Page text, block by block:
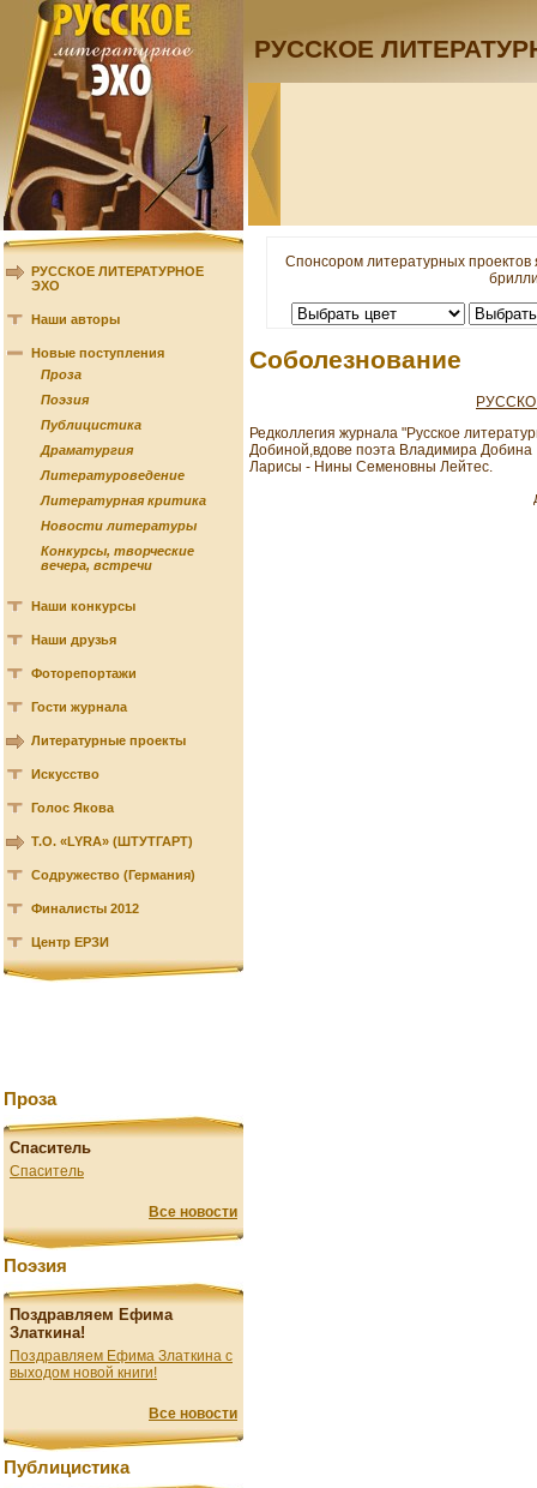
РУССКОЕ
РУССКОЕ ЛИТЕРАТУРНОЕ
ЭХО
Наши авторы
Новые поступления
Проза
Поэзия
Публицистика
Драматургия
Литературоведение
Литературная критика
Новости литературы
Конкурсы, творческие
вечера, встречи
Наши конкурсы
Наши друзья
Фоторепортажи
Гости журнала
Литературные проекты
Искусство
Голос Якова
Т.О. «LYRA» (ШТУТГАРТ)
Содружество (Германия)
Финалисты 2012
Центр ЕРЗИ
Проза
Спаситель
Спаситель
Все новости
Поэзия
Поздравляем Ефима
Златкина!
Поздравляем Ефима Златкина с
выходом новой книги!
Все новости
Публицистика
Спонсором литературных
Соболезнование
Редколлегия журнала "Русское
Добиной,вдове поэта Владимира
Ларисы - Нины Семеновны Лейтес.